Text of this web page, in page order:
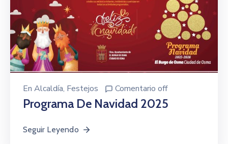
En Alcaldía‚ Festejos Comentario off
Programa De Navidad 2025
Seguir Leyendo